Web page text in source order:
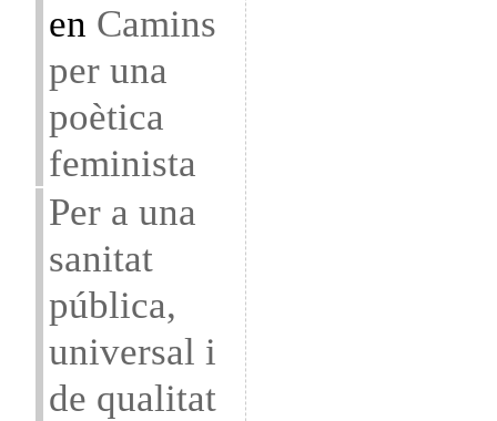
en Camins
per una
poètica
feminista
Per a una
sanitat
pública,
universal i
de qualitat